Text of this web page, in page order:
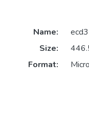
Name:
Size:
Format: